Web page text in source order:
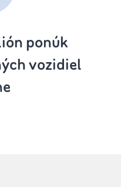
ponúk
vozidiel